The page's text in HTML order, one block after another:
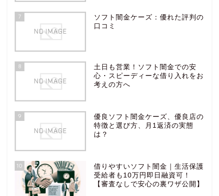
7
ソフト闇金ケーズ：優れた評判の
口コミ
8
土日も営業！ソフト闇金での安
心・スピーディーな借り入れをお
考えの方へ
9
優良ソフト闇金ケーズ、優良店の
特徴と選び方、月1返済の実態
は？
10
借りやすいソフト闇金｜生活保護
受給者も10万円即日融資可！
【審査なしで安心の裏ワザ公開】